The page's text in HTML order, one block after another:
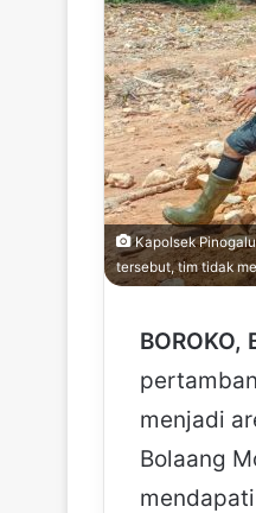
Kapolsek
tersebut, tim tidak
BOROKO,
menjadi
Bolaang